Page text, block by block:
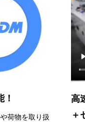
荷物を取り扱
高
＋